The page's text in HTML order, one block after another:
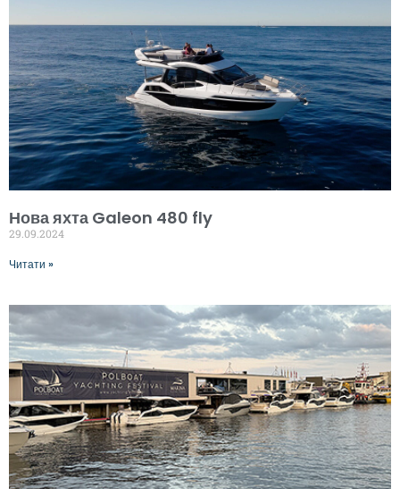
Нова яхта Galeon 480 fly
29.09.2024
Читати »